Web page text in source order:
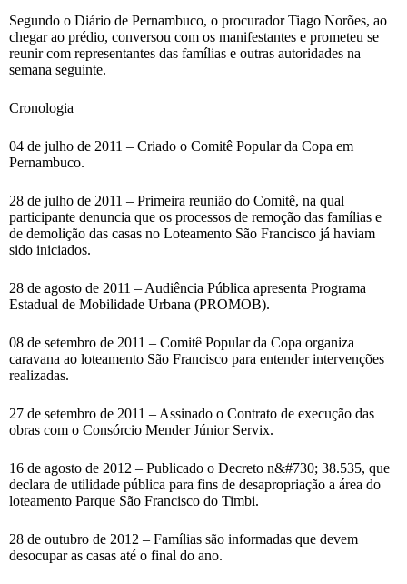
Segundo o Diário de Pernambuco, o procurador Tiago Norões, ao
chegar ao prédio, conversou com os manifestantes e prometeu se
reunir com representantes das famílias e outras autoridades na
semana seguinte.
Cronologia
04 de julho de 2011 – Criado o Comitê Popular da Copa em
Pernambuco.
28 de julho de 2011 – Primeira reunião do Comitê, na qual
participante denuncia que os processos de remoção das famílias e
de demolição das casas no Loteamento São Francisco já haviam
sido iniciados.
28 de agosto de 2011 – Audiência Pública apresenta Programa
Estadual de Mobilidade Urbana (PROMOB).
08 de setembro de 2011 – Comitê Popular da Copa organiza
caravana ao loteamento São Francisco para entender intervenções
realizadas.
27 de setembro de 2011 – Assinado o Contrato de execução das
obras com o Consórcio Mender Júnior Servix.
16 de agosto de 2012 – Publicado o Decreto n&#730; 38.535, que
declara de utilidade pública para fins de desapropriação a área do
loteamento Parque São Francisco do Timbi.
28 de outubro de 2012 – Famílias são informadas que devem
desocupar as casas até o final do ano.